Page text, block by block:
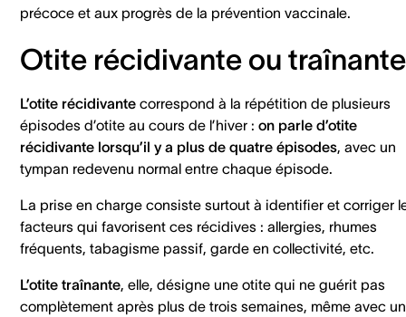
précoce et aux progrès de la prévention vaccinale.
Otite récidivante ou traînante
L’otite récidivante correspond à la répétition de plusieurs
épisodes d’otite au cours de l’hiver : on parle d’otite
récidivante lorsqu’il y a plus de quatre épisodes, avec un
tympan redevenu normal entre chaque épisode.
La prise en charge consiste surtout à identifier et corriger
facteurs qui favorisent ces récidives : allergies, rhumes
fréquents, tabagisme passif, garde en collectivité, etc.
L’otite traînante, elle, désigne une otite qui ne guérit pas
complètement après plus de trois semaines, même avec un